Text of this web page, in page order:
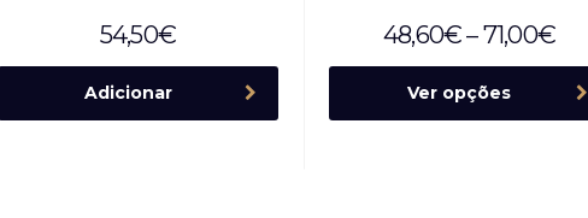
54,50€
Adicionar
48,60€–71,00€
Ver opções